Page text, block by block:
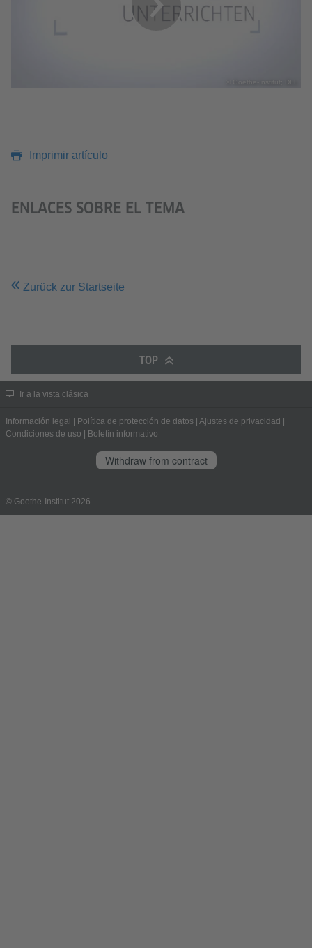
Imprimir artículo
ENLACES SOBRE EL TEMA
Zurück zur Startseite
TOP
Ir a la vista clásica
Información legal Política de protección de datos Ajustes de privacidad
Condiciones de uso
Boletín informativo
Withdraw from contract
© Goethe-Institut 2026